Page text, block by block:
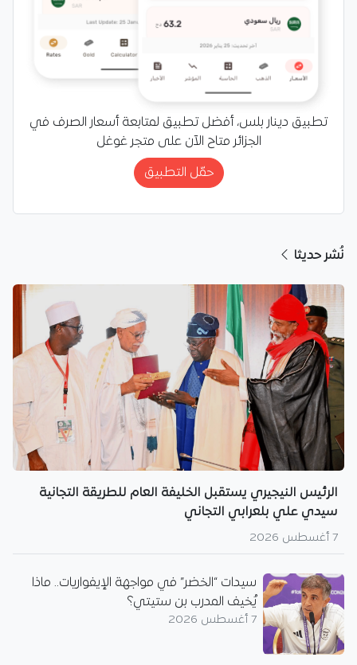
تطبيق دينار بلس، أفضل تطبيق لمتابعة أسعار الصرف في
الجزائر متاح الآن على متجر غوغل
حمّل التطبيق
نُشر حديثا
الرئيس النيجيري يستقبل الخليفة العام للطريقة التجانية
سيدي علي بلعرابي التجاني
7 أغسطس 2026
سيدات “الخضر” في مواجهة الإيفواريات.. ماذا
يُخيف المدرب بن ستيتي؟
7 أغسطس 2026